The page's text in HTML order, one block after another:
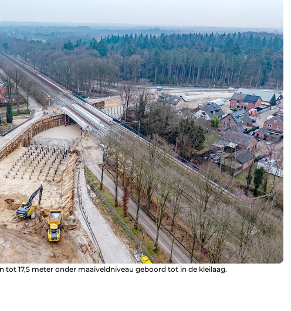
tot 17,5 meter onder maaiveldniveau geboord tot in de kleilaag.